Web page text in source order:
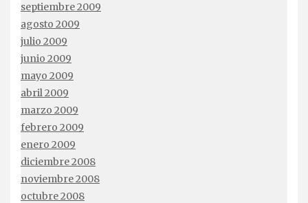
septiembre 2009
agosto 2009
julio 2009
junio 2009
mayo 2009
abril 2009
marzo 2009
febrero 2009
enero 2009
diciembre 2008
noviembre 2008
octubre 2008